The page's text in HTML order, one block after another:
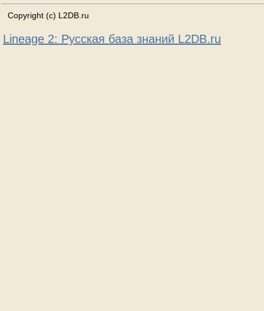
Copyright (c) L2DB.ru
Lineage 2: Русская база знаний L2DB.ru